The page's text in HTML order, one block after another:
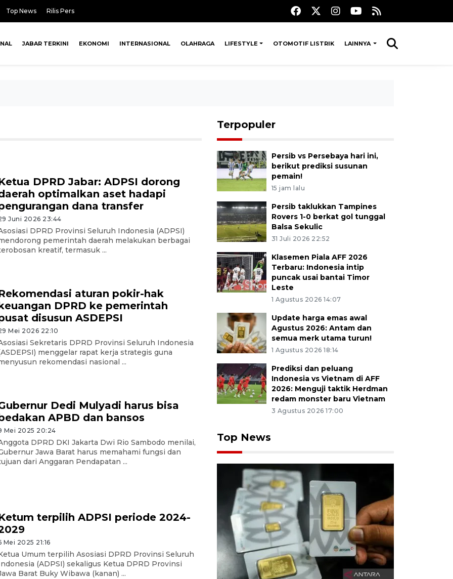
Top News Rilis Pers
JABAR TERKINI EKONOMI INTERNASIONAL OLAHRAGA LIFESTYLE OTOMOTIF LISTRIK LAINNYA
DPRD Jabar: ADPSI dorong
optimalkan aset hadapi
dana transfer
Juni 2026 23:44
DPRD Provinsi Seluruh Indonesia (ADPSI)
pemerintah daerah melakukan berbagai
kreatif, termasuk ...
aturan pokir-hak
DPRD ke pemerintah
disusun ASDEPSI
Mei 2026 22:10
Sekretaris DPRD Provinsi Seluruh Indonesia
menggelar rapat kerja strategis guna
rekomendasi nasional ...
Dedi Mulyadi harus bisa
APBD dan bansos
Mei 2025 20:24
DPRD DKI Jakarta Dwi Rio Sambodo menilai,
Jawa Barat harus memahami fungsi dan
dari Anggaran Pendapatan ...
terpilih ADPSI periode 2024-
Mei 2025 21:16
Umum terpilih Asosiasi DPRD Provinsi Seluruh
(ADPSI) sekaligus Ketua DPRD Provinsi
Barat Buky Wibawa (kanan) ...
Terpopuler
Persib vs Persebaya hari ini,
berikut prediksi susunan
pemain!
15 jam lalu
Persib taklukkan Tampines
Rovers 1-0 berkat gol tunggal
Balsa Sekulic
31 Juli 2026 22:52
Klasemen Piala AFF 2026
Terbaru: Indonesia intip
puncak usai bantai Timor
Leste
1 Agustus 2026 14:07
Update harga emas awal
Agustus 2026: Antam dan
semua merk utama turun!
1 Agustus 2026 18:14
Prediksi dan peluang
Indonesia vs Vietnam di AFF
2026: Menguji taktik Herdman
redam monster baru Vietnam
3 Agustus 2026 17:00
Top News